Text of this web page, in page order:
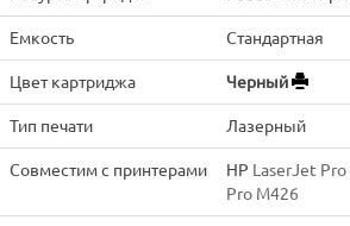
Емкость Стандартная
Цвет картриджа Черный
Тип печати Лазерный
Совместим с принтерами HP LaserJet
Pro M426